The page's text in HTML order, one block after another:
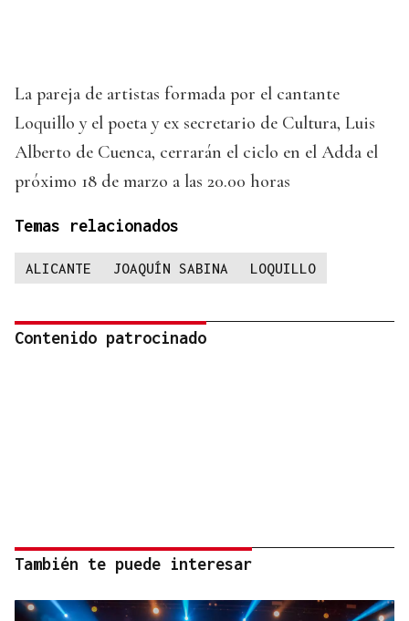
La pareja de artistas formada por el cantante
Loquillo y el poeta y ex secretario de Cultura, Luis
Alberto de Cuenca, cerrarán el ciclo en el Adda el
próximo 18 de marzo a las 20.00 horas
Temas relacionados
ALICANTE JOAQUÍN SABINA LOQUILLO
Contenido patrocinado
También te puede interesar